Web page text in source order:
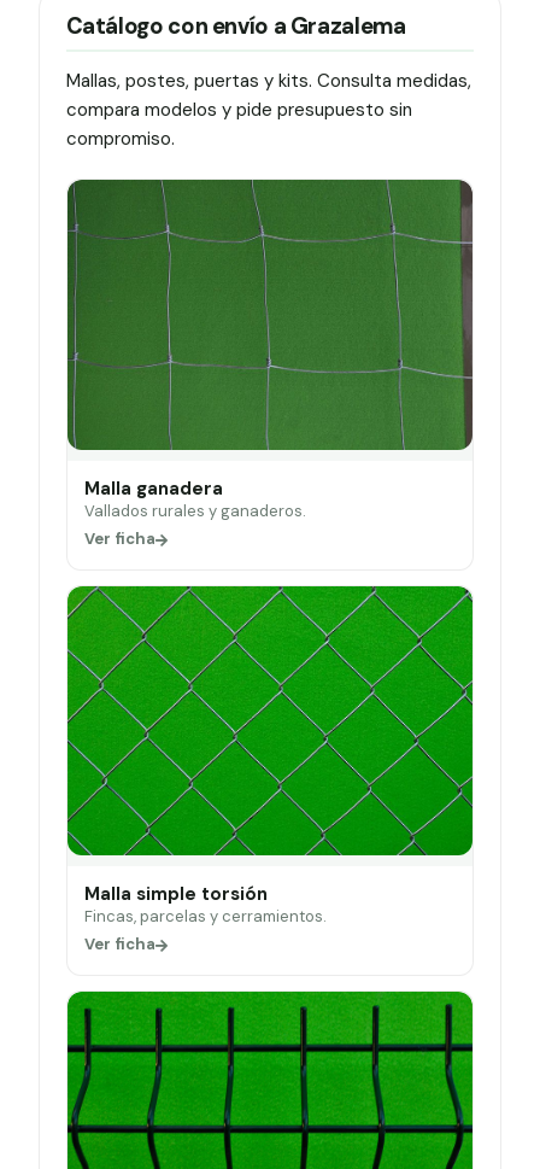
Catálogo con envío a Grazalema
Mallas, postes, puertas y kits. Consulta medidas,
compara modelos y pide presupuesto sin
compromiso.
Malla ganadera
Vallados rurales y ganaderos.
Ver ficha
Malla simple torsión
Fincas, parcelas y cerramientos.
Ver ficha